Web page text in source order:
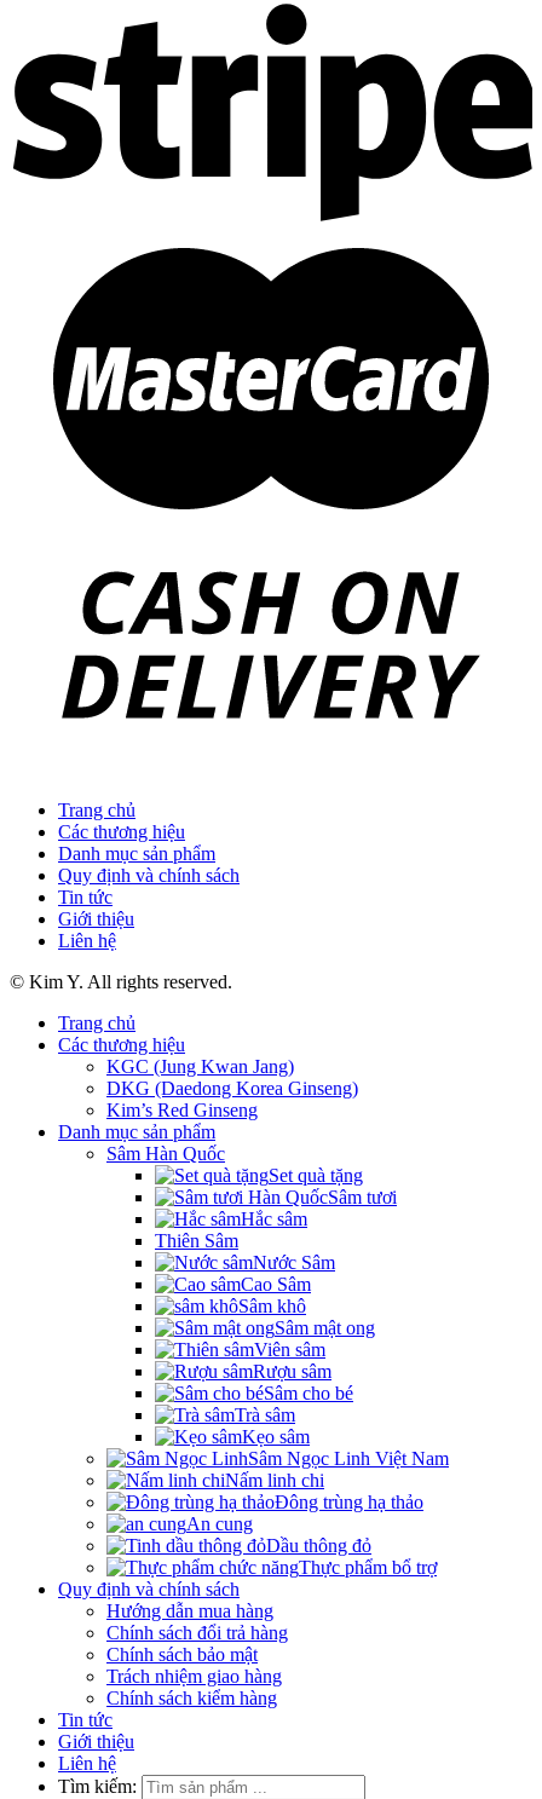
Trang chủ
Các thương hiệu
Danh mục sản phẩm
Quy định và chính sách
Tin tức
Giới thiệu
Liên hệ
© Kim Y. All rights reserved.
Trang chủ
Các thương hiệu
KGC (Jung Kwan Jang)
DKG (Daedong Korea Ginseng)
Kim’s Red Ginseng
Danh mục sản phẩm
Sâm Hàn Quốc
Set quà tặng
Sâm tươi
Hắc sâm
Thiên Sâm
Nước Sâm
Cao Sâm
Sâm khô
Sâm mật ong
Viên sâm
Rượu sâm
Sâm cho bé
Trà sâm
Kẹo sâm
Sâm Ngọc Linh Việt Nam
Nấm linh chi
Đông trùng hạ thảo
An cung
Dầu thông đỏ
Thực phẩm bổ trợ
Quy định và chính sách
Hướng dẫn mua hàng
Chính sách đổi trả hàng
Chính sách bảo mật
Trách nhiệm giao hàng
Chính sách kiểm hàng
Tin tức
Giới thiệu
Liên hệ
Tìm kiếm: